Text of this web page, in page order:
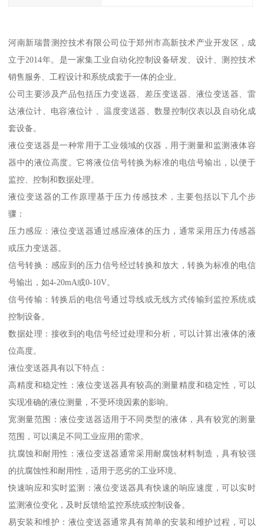
河南新瑞普测控技术有限公司位于郑州市高新技术产业开发区，成
立于2014年。是一家集工业自动化控制设备研发、设计、测控技术
销售服务、工程设计和系统成套于一体的企业。
公司主要涉及产品包括压力变送器、差压变送器、液位变送器、雷
达液位计、电容液位计 、温度变送器、数显控制仪表以及自动化成
套设备。
液位变送器是一种常用于工业领域的仪器，用于测量和监测液体容
器中的液位高度。它将液位信号转换为标准的电信号输出，以便于
监控、控制和数据处理。
液位变送器的工作原理基于压力传感技术，主要包括以下几个步
骤：
压力感应：液位变送器通过感应液体的压力，通常采用压力传感器
或压力变送器。
信号转换：感应到的压力信号经过转换和放大，转换为标准的电信
号输出，如4-20mA或0-10V。
信号传输：转换后的电信号通过导线或无线方式传输到监控系统或
控制设备。
数据处理：接收到的电信号经过处理和分析，可以计算出液体的液
位高度。
液位变送器具有以下特点：
高精度和稳定性：液位变送器具有较高的测量精度和稳定性，可以
实现准确的液位测量，不受环境因素的影响。
宽测量范围：液位变送器适用于不同类型的液体，具有较宽的测量
范围，可以满足不同工业应用的需求。
抗腐蚀和耐用性：液位变送器通常采用耐腐蚀材料制造，具有较强
的抗腐蚀性和耐用性，适用于恶劣的工业环境。
快速响应和实时监测：液位变送器具有快速的响应速度，可以实时
监测液位变化，及时反馈给监控系统或控制设备。
易安装和维护：液位变送器通常具有简单的安装和维护过程，可以